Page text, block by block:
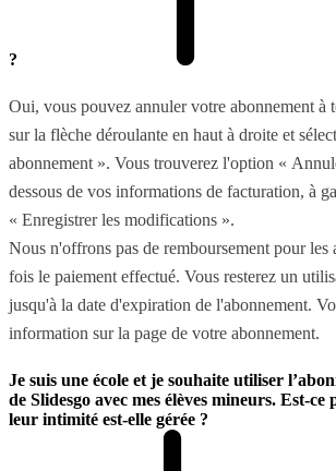
?
Oui, vous pouvez annuler votre abonnement à
sur la flèche déroulante en haut à droite et
abonnement ». Vous trouverez l'option «
dessous de vos informations de facturation, à
« Enregistrer les modifications ».
Nous n'offrons pas de remboursement pour les
fois le paiement effectué. Vous resterez un
jusqu'à la date d'expiration de l'abonnement.
information sur la page de votre abonnement.
Je suis une école et je souhaite utiliser
de Slidesgo avec mes élèves mineurs. Est-ce
leur intimité est-elle gérée ?